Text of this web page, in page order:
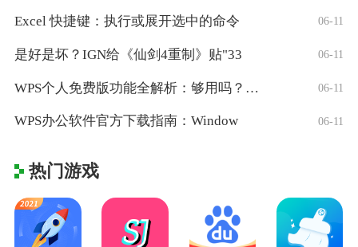
Excel 快捷键：执行或展开选中的命令 06-11
是好是坏？IGN给《仙剑4重制》贴"33 06-11
WPS个人免费版功能全解析：够用吗？适合 06-11
WPS办公软件官方下载指南：Window 06-11
热门游戏